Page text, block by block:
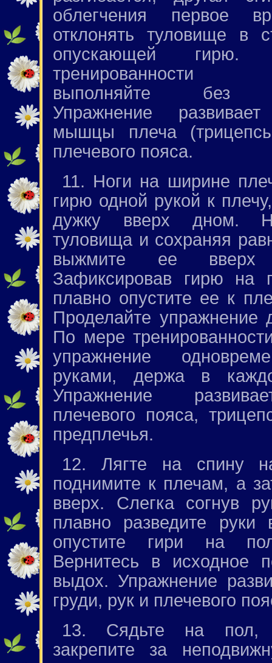
облегчения первое
отклонять туловище в
опускающей
тренированности
выполняйте без
Упражнение развивает
мышцы плеча
плечевого пояса.
11. Ноги на ширине
гирю одной рукой к
дужку вверх дном.
туловища и сохраняя
выжмите ее
Зафиксировав гирю на
плавно опустите ее к
Проделайте упражнение
По мере
упражнение
руками, держа в
Упражнение
плечевого пояса,
предплечья.
12. Лягте на спину
поднимите к плечам, а
вверх. Слегка согнув
плавно разведите
опустите гири на
Вернитесь в исходное
выдох. Упражнение
груди, рук и плечевого
13. Сядьте на пол,
закрепите за